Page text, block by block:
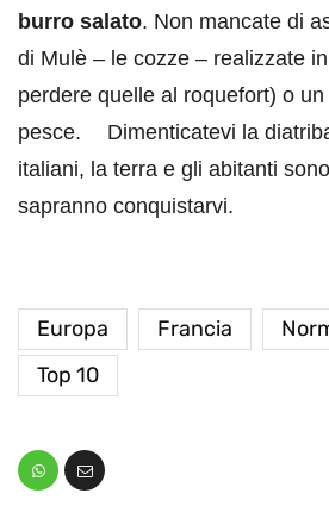
burro salato. Non mancate di
di Mulè – le cozze – realizzate
perdere quelle al roquefort) o
pesce. Dimenticatevi la
italiani, la terra e gli abitanti
sapranno conquistarvi.
Europa Francia
Top 10